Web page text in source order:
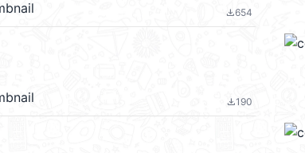
file_download654
file_download190